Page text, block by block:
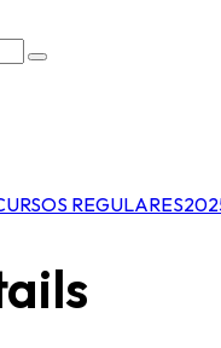
REGULARES